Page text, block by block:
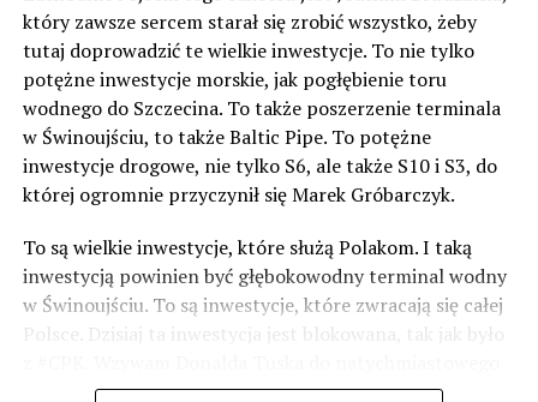
który zawsze sercem starał się zrobić wszystko, żeby
tutaj doprowadzić te wielkie inwestycje. To nie tylko
potężne inwestycje morskie, jak pogłębienie toru
wodnego do Szczecina. To także poszerzenie terminala
w Świnoujściu, to także Baltic Pipe. To potężne
inwestycje drogowe, nie tylko S6, ale także S10 i S3, do
której ogromnie przyczynił się Marek Gróbarczyk.
To są wielkie inwestycje, które służą Polakom. I taką
inwestycją powinien być głębokowodny terminal wodny
w Świnoujściu. To są inwestycje, które zwracają się całej
Polsce. Dzisiaj ta inwestycja jest blokowana, tak jak było
odblokowania CPK.